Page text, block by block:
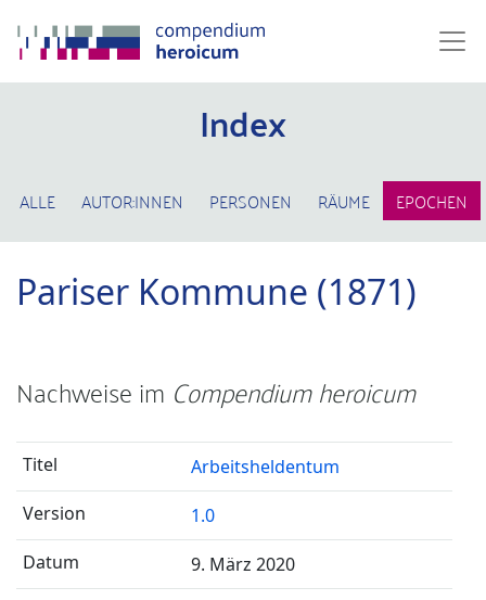
Index
ALLE AUTOR:INNEN PERSONEN RÄUME EPOCHEN
Pariser Kommune (1871)
Nachweise im Compendium heroicum
Arbeitsheldentum
1.0
9. März 2020